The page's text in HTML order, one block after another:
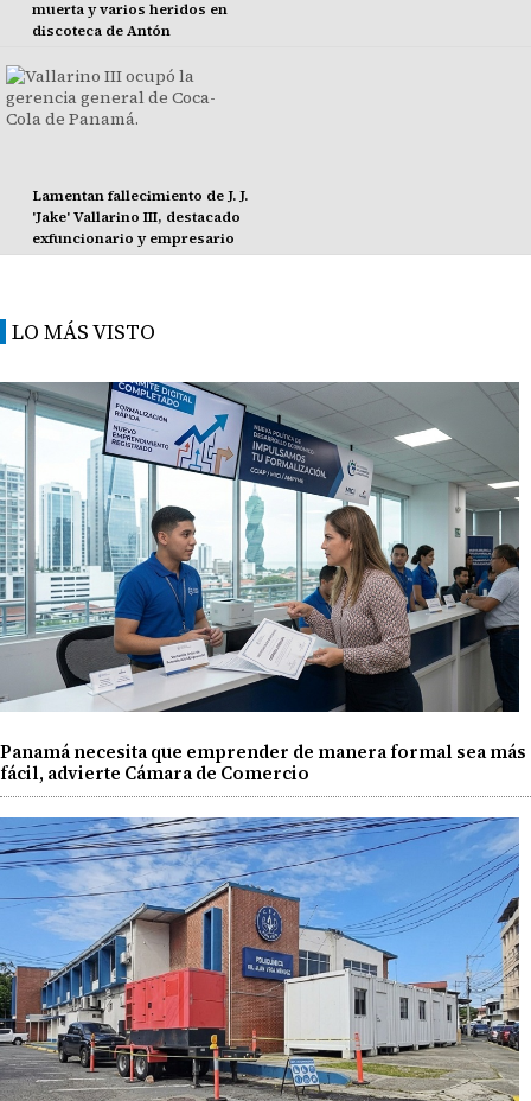
muerta y varios heridos en
discoteca de Antón
Lamentan fallecimiento de J. J.
'Jake' Vallarino III, destacado
exfuncionario y empresario
LO MÁS VISTO
Panamá necesita que emprender de manera formal sea más
fácil, advierte Cámara de Comercio